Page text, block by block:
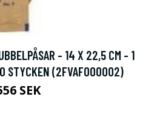
- 14 X 22,5 CM - 1
STYCKEN (2FVAF000002)
SEK